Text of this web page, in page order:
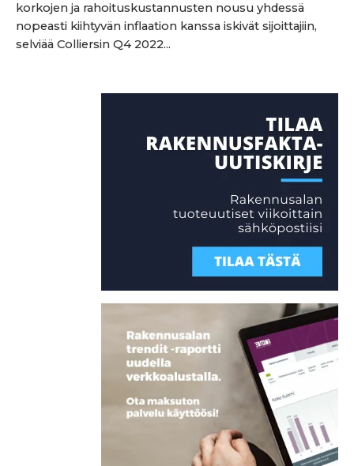
korkojen ja rahoituskustannusten nousu yhdessä
nopeasti kiihtyvän inflaation kanssa iskivät sijoittajiin,
selviää Colliersin Q4 2022...